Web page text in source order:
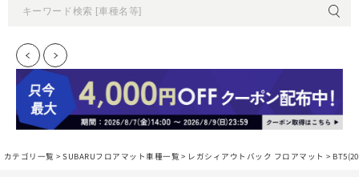
カテゴリ一覧 >SUBARUフロアマット車種一覧 > レガシィアウトバック フロアマット >